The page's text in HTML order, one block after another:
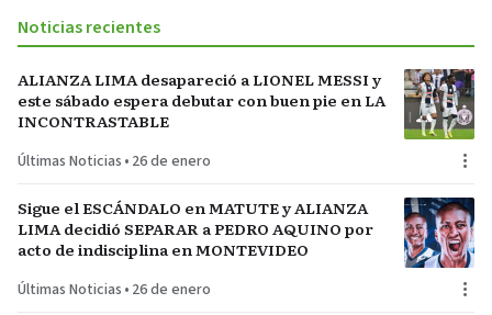
Noticias recientes
ALIANZA LIMA desapareció a LIONEL MESSI y
este sábado espera debutar con buen pie en LA
INCONTRASTABLE
Últimas Noticias • 26 de enero
Sigue el ESCÁNDALO en MATUTE y ALIANZA
LIMA decidió SEPARAR a PEDRO AQUINO por
acto de indisciplina en MONTEVIDEO
Últimas Noticias • 26 de enero